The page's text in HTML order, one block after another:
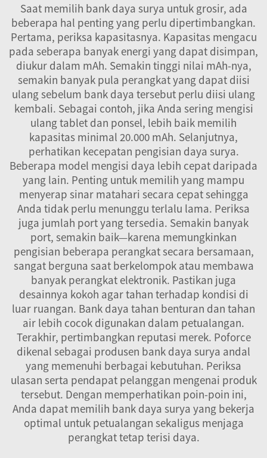
Saat memilih bank daya surya untuk grosir, ada
beberapa hal penting yang perlu dipertimbangkan.
Pertama, periksa kapasitasnya. Kapasitas mengacu
pada seberapa banyak energi yang dapat disimpan,
diukur dalam mAh. Semakin tinggi nilai mAh-nya,
semakin banyak pula perangkat yang dapat diisi
ulang sebelum bank daya tersebut perlu diisi ulang
kembali. Sebagai contoh, jika Anda sering mengisi
ulang tablet dan ponsel, lebih baik memilih
kapasitas minimal 20.000 mAh. Selanjutnya,
perhatikan kecepatan pengisian daya surya.
Beberapa model mengisi daya lebih cepat daripada
yang lain. Penting untuk memilih yang mampu
menyerap sinar matahari secara cepat sehingga
Anda tidak perlu menunggu terlalu lama. Periksa
juga jumlah port yang tersedia. Semakin banyak
port, semakin baik—karena memungkinkan
pengisian beberapa perangkat secara bersamaan,
sangat berguna saat berkelompok atau membawa
banyak perangkat elektronik. Pastikan juga
desainnya kokoh agar tahan terhadap kondisi di
luar ruangan. Bank daya tahan benturan dan tahan
air lebih cocok digunakan dalam petualangan.
Terakhir, pertimbangkan reputasi merek. Poforce
dikenal sebagai produsen bank daya surya andal
yang memenuhi berbagai kebutuhan. Periksa
ulasan serta pendapat pelanggan mengenai produk
tersebut. Dengan memperhatikan poin-poin ini,
Anda dapat memilih bank daya surya yang bekerja
optimal untuk petualangan sekaligus menjaga
perangkat tetap terisi daya.